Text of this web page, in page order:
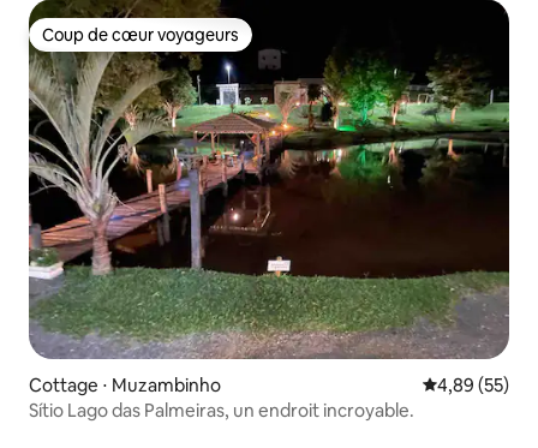
Coup de cœur voyageurs
Coup de cœur voyageurs
Cottage ⋅ Muzambinho Évaluation
4,89 (55)
Sítio Lago das Palmeiras, un endroit incroyable.